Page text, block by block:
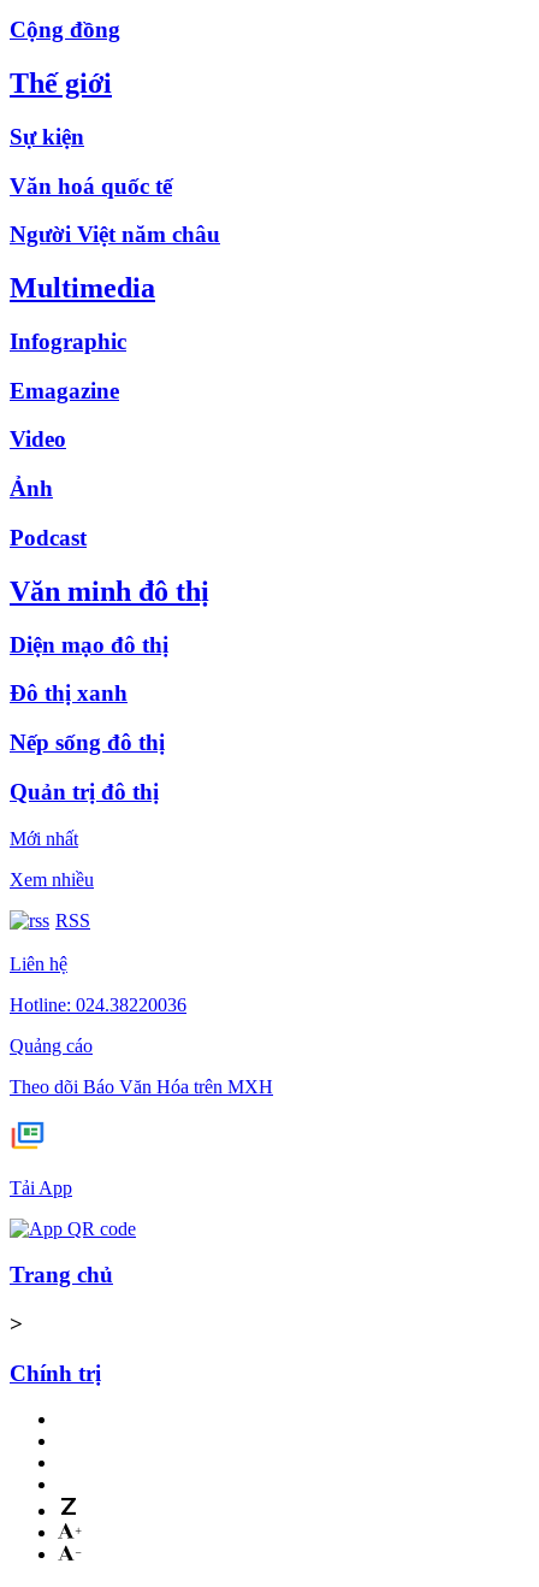
Cộng đồng
Thế giới
Sự kiện
Văn hoá quốc tế
Người Việt năm châu
Multimedia
Infographic
Emagazine
Video
Ảnh
Podcast
Văn minh đô thị
Diện mạo đô thị
Đô thị xanh
Nếp sống đô thị
Quản trị đô thị
Mới nhất
Xem nhiều
RSS
Liên hệ
Hotline: 024.38220036
Quảng cáo
Theo dõi Báo Văn Hóa trên MXH
Tải App
Trang chủ
>
Chính trị